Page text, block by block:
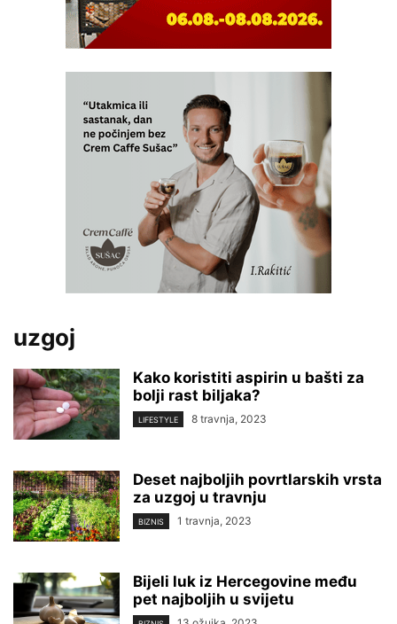
uzgoj
Kako koristiti aspirin u bašti za
bolji rast biljaka?
LIFESTYLE 8 travnja, 2023
Deset najboljih povrtlarskih vrsta
za uzgoj u travnju
BIZNIS 1 travnja, 2023
Bijeli luk iz Hercegovine među
pet najboljih u svijetu